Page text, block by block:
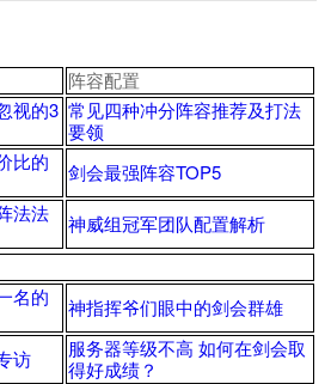
阵容配置
视的3 常见四种冲分阵容推荐及打法
要领
比的
剑会最强阵容TOP5
法法
神威组冠军团队配置解析
名的
神指挥爷们眼中的剑会群雄
访
服务器等级不高 如何在剑会取
得好成绩？